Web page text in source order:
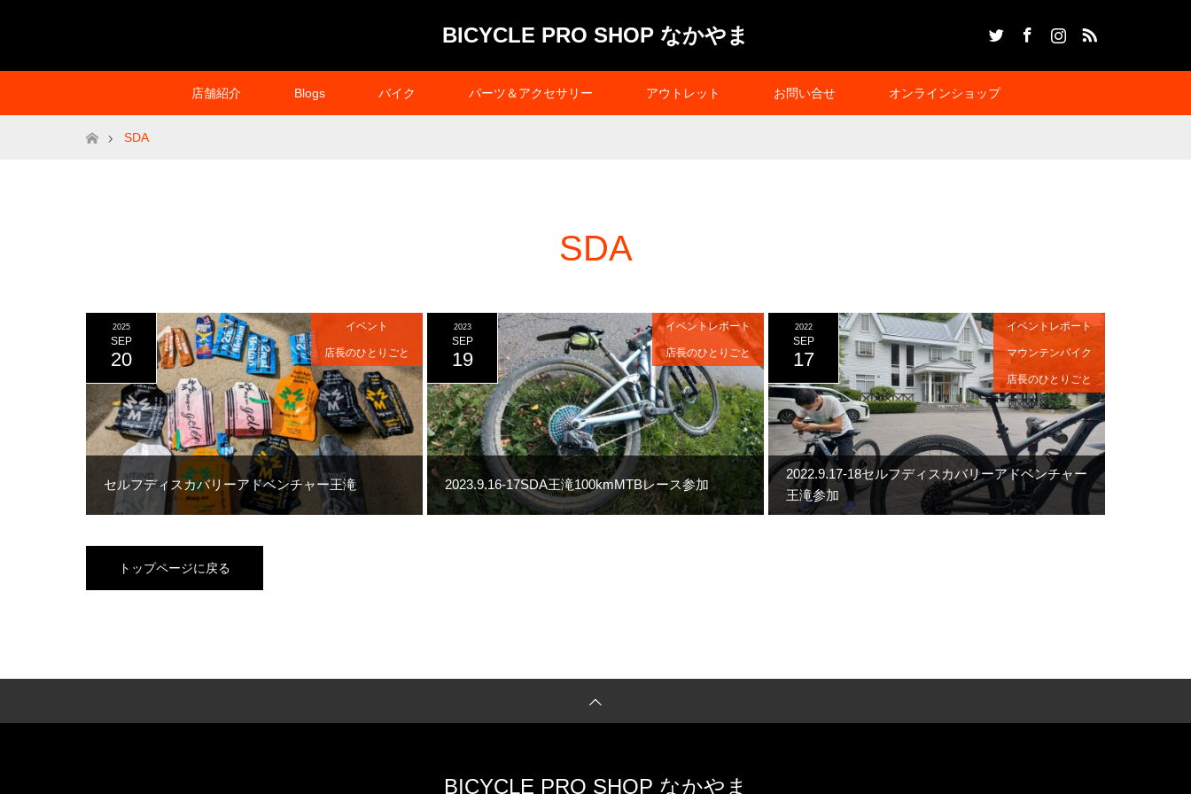
BICYCLE PRO SHOP なかやま
店舗紹介 Blogs バイク パーツ＆アクセサリー アウトレット お問い合せ オンラインショップ
ホームSDA
SDA
セルフディスカバリーアドベンチャー王滝
2025
SEP
20
イベント
店長のひとりごと
2023.9.16-17SDA王滝100kmMTBレース参加
2023
SEP
19
イベントレポート
店長のひとりごと
2022.9.17-18セルフディスカバリーアドベンチャー
王滝参加
2022
SEP
17
イベントレポート
マウンテンバイク
店長のひとりごと
トップページに戻る
BICYCLE PRO SHOP なかやま